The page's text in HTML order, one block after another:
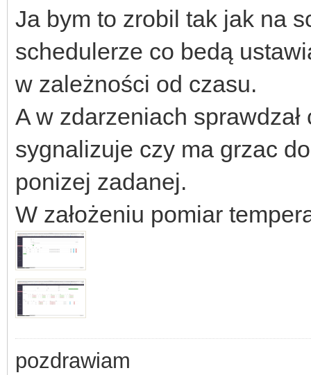
Ja bym to zrobil tak jak na
schedulerze co bedą
w zależności od czasu.
A w zdarzeniach
sygnalizuje czy ma grzac
ponizej zadanej.
W założeniu pomiar
pozdrawiam